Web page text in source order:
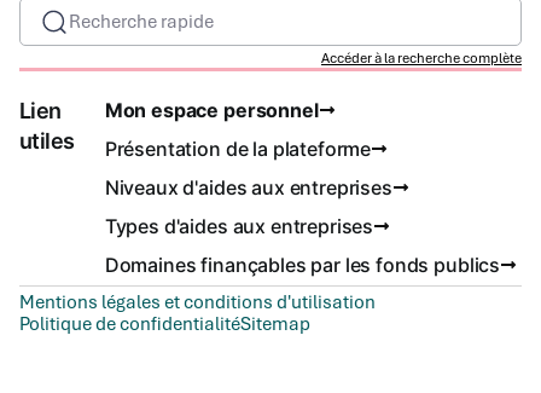
Recherche rapide
Accéder à la recherche complète
Lien
utiles
Mon espace personnel
Présentation de la plateforme
Niveaux d'aides aux entreprises
Types d'aides aux entreprises
Domaines finançables par les fonds publics
Mentions légales et conditions d'utilisation
Politique de confidentialitéSitemap